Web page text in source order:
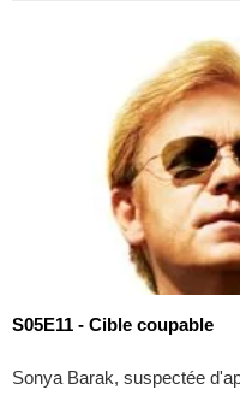
S05E11 - Cible coupable
Sonya Barak, suspectée